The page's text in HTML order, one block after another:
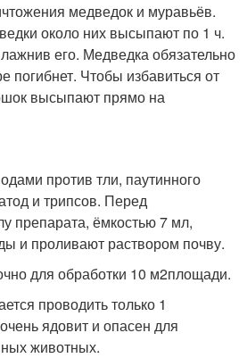
медведок и муравьёв.
около них высыпают по 1 ч.
его. Медведка обязательно
погибнет. Чтобы избавиться от
высыпают прямо на
против тли, паутинного
и трипсов. Перед
препарата, ёмкостью 7 мл,
и проливают раствором почву.
для обработки 10 м2площади.
проводить только 1
ядовит и опасен для
животных.